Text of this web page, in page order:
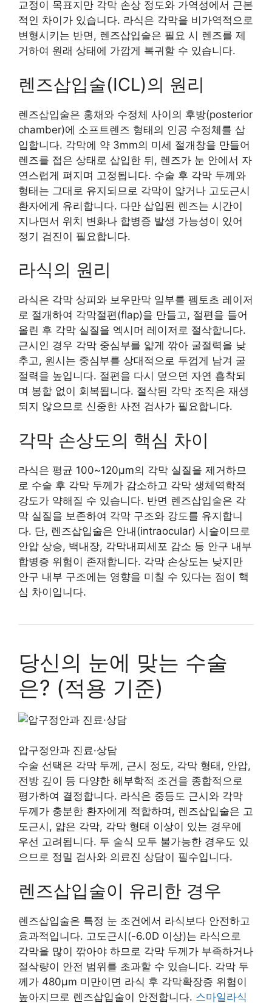
교정이 목표지만 각막 손상 정도와 가역성에서 근본
적인 차이가 있습니다. 라식은 각막을 비가역적으로
변형시키는 반면, 렌즈삽입술은 필요 시 렌즈를 제
거하여 원래 상태에 가깝게 복귀할 수 있습니다.
렌즈삽입술(ICL)의 원리
렌즈삽입술은 홍채와 수정체 사이의 후방(posterior
chamber)에 소프트렌즈 형태의 인공 수정체를 삽
입합니다. 각막에 약 3mm의 미세 절개창을 만들어
렌즈를 접은 상태로 삽입한 뒤, 렌즈가 눈 안에서 자
연스럽게 펴지며 고정됩니다. 수술 후 각막 두께와
형태는 그대로 유지되므로 각막이 얇거나 고도근시
환자에게 유리합니다. 다만 삽입된 렌즈는 시간이
지나면서 위치 변화나 합병증 발생 가능성이 있어
정기 검진이 필요합니다.
라식의 원리
라식은 각막 상피와 보우만막 일부를 펨토초 레이저
로 절개하여 각막절편(flap)을 만들고, 절편을 들어
올린 후 각막 실질을 엑시머 레이저로 절삭합니다.
근시인 경우 각막 중심부를 얇게 깎아 굴절력을 낮
추고, 원시는 중심부를 상대적으로 두껍게 남겨 굴
절력을 높입니다. 절편을 다시 덮으면 자연 흡착되
며 봉합 없이 회복됩니다. 절삭된 각막 조직은 재생
되지 않으므로 신중한 사전 검사가 필요합니다.
각막 손상도의 핵심 차이
라식은 평균 100~120μm의 각막 실질을 제거하므
로 수술 후 각막 두께가 감소하고 각막 생체역학적
강도가 약해질 수 있습니다. 반면 렌즈삽입술은 각
막 실질을 보존하여 각막 구조와 강도를 유지합니
다. 단, 렌즈삽입술은 안내(intraocular) 시술이므로
안압 상승, 백내장, 각막내피세포 감소 등 안구 내부
합병증 위험이 존재합니다. 각막 손상도는 낮지만
안구 내부 구조에는 영향을 미칠 수 있다는 점이 핵
심 차이입니다.
당신의 눈에 맞는 수술
은? (적용 기준)
압구정안과 진료·상담
수술 선택은 각막 두께, 근시 정도, 각막 형태, 안압,
전방 깊이 등 다양한 해부학적 조건을 종합적으로
평가하여 결정합니다. 라식은 중등도 근시와 각막
두께가 충분한 환자에게 적합하며, 렌즈삽입술은 고
도근시, 얇은 각막, 각막 형태 이상이 있는 경우에
우선 고려됩니다. 두 술식 모두 불가능한 경우도 있
으므로 정밀 검사와 의료진 상담이 필수입니다.
렌즈삽입술이 유리한 경우
렌즈삽입술은 특정 눈 조건에서 라식보다 안전하고
효과적입니다. 고도근시(-6.0D 이상)는 라식으로
각막을 많이 깎아야 하므로 각막 두께가 부족하거나
절삭량이 안전 범위를 초과할 수 있습니다. 각막 두
께가 480μm 미만이면 라식 후 각막확장증 위험이
높아지므로 렌즈삽입술이 안전합니다. 스마일라식